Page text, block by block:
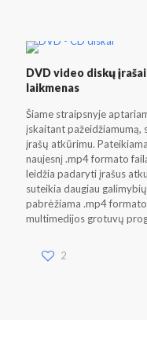
DVD video diskų
laikmenas
Šiame straipsnyje
įskaitant pažeidžiamumą,
įrašų atkūrimu.
naujesnį .mp4 formato
leidžia padaryti įrašus
suteikia daugiau
pabrėžiama .mp4
multimedijos grotuvų
2